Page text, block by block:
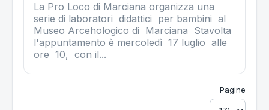
La Pro Loco di Marciana organizza una
serie di laboratori didattici per bambini al
Museo Arcehologico di Marciana Stavolta
l'appuntamento è mercoledì 17 luglio alle
ore 10, con il...
Pagine